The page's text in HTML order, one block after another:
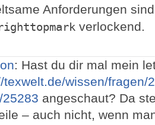
Anforderungen
verlockend.
: Hast du dir mal mein
texwelt.de/wissen/
angeschaut? Da
– auch nicht, wenn